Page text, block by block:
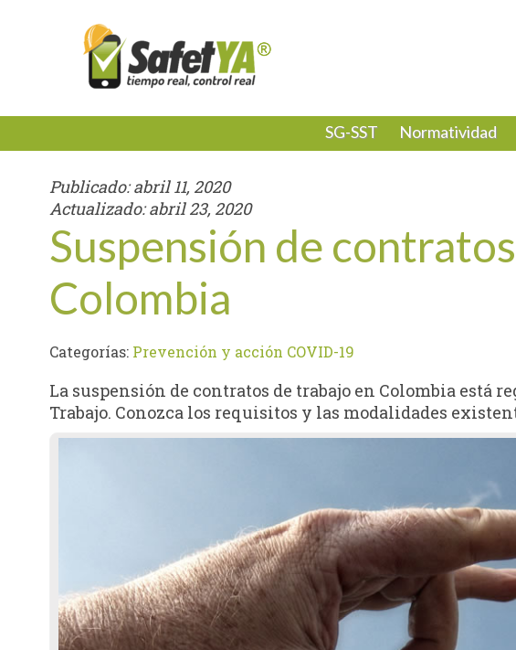
SG-SST Normatividad
Publicado:abril 11, 2020
Actualizado:abril 23, 2020
Suspensión de
Colombia
Categorías: Prevención y acción COVID-19
La suspensión de contratos de trabajo en Colombia está
Trabajo. Conozca los requisitos y las modalidades